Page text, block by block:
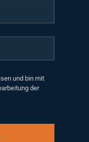
und bin mit
der